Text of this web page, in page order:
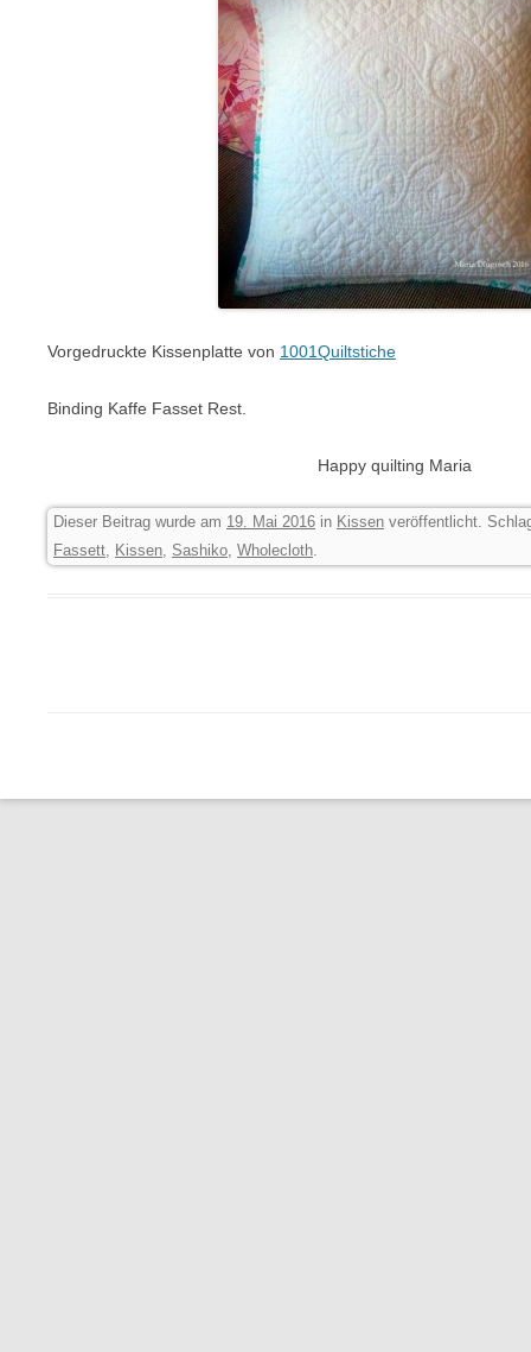
Vorgedruckte Kissenplatte von 1001Quiltstiche
Binding Kaffe Fasset Rest.
Happy quilting Maria
Dieser Beitrag wurde am 19. Mai 2016 in Kissen veröffentlicht.
Fassett, Kissen, Sashiko, Wholecloth.